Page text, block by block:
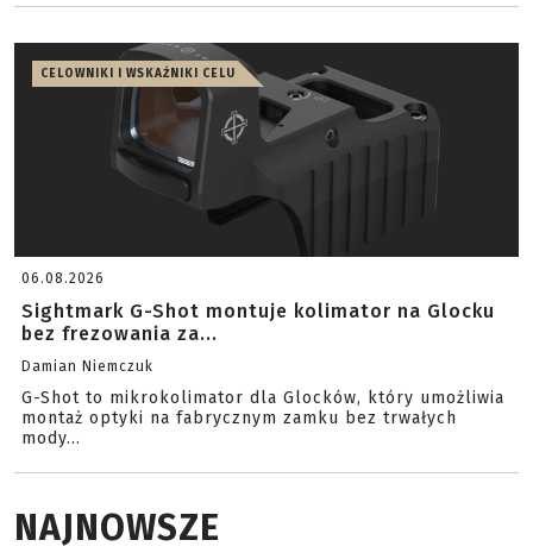
CELOWNIKI I WSKAŹNIKI CELU
06.08.2026
Sightmark G-Shot montuje kolimator na Glocku
bez frezowania za...
Damian Niemczuk
G-Shot to mikrokolimator dla Glocków, który umożliwia
montaż optyki na fabrycznym zamku bez trwałych
mody...
NAJNOWSZE